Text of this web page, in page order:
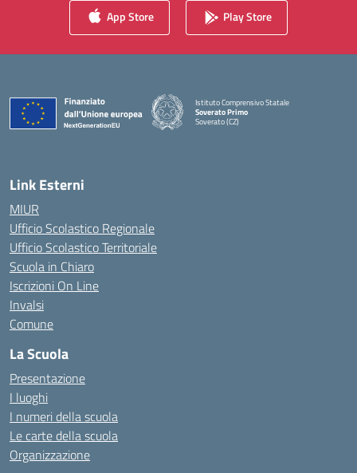
App Store Play Store
Istituto Comprensivo Statale
Soverato Primo
Soverato (CZ)
Link Esterni
MIUR
Ufficio Scolastico Regionale
Ufficio Scolastico Territoriale
Scuola in Chiaro
Iscrizioni On Line
Invalsi
Comune
La Scuola
Presentazione
I luoghi
I numeri della scuola
Le carte della scuola
Organizzazione